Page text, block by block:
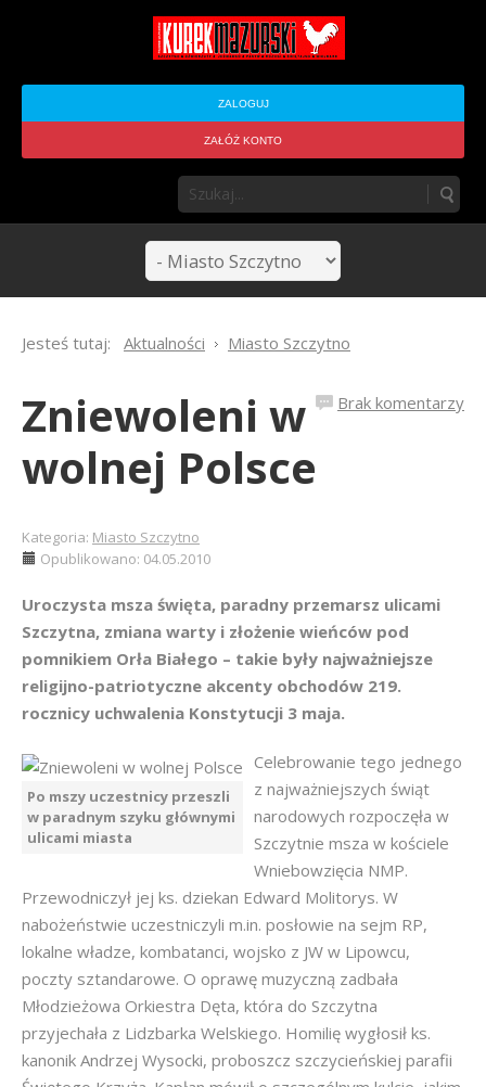
ZALOGUJ
ZAŁÓŻ KONTO
Jesteś tutaj: Aktualności Miasto Szczytno
Brak komentarzy
Zniewoleni w
wolnej Polsce
Kategoria: Miasto Szczytno
Opublikowano: 04.05.2010
Uroczysta msza święta, paradny przemarsz ulicami
Szczytna, zmiana warty i złożenie wieńców pod
pomnikiem Orła Białego – takie były najważniejsze
religijno-patriotyczne akcenty obchodów 219.
rocznicy uchwalenia Konstytucji 3 maja.
Po mszy uczestnicy przeszli
w paradnym szyku głównymi
ulicami miasta
Celebrowanie tego jednego
z najważniejszych świąt
narodowych rozpoczęła w
Szczytnie msza w kościele
Wniebowzięcia NMP.
Przewodniczył jej ks. dziekan Edward Molitorys. W
nabożeństwie uczestniczyli m.in. posłowie na sejm RP,
lokalne władze, kombatanci, wojsko z JW w Lipowcu,
poczty sztandarowe. O oprawę muzyczną zadbała
Młodzieżowa Orkiestra Dęta, która do Szczytna
przyjechała z Lidzbarka Welskiego. Homilię wygłosił ks.
kanonik Andrzej Wysocki, proboszcz szczycieńskiej parafii